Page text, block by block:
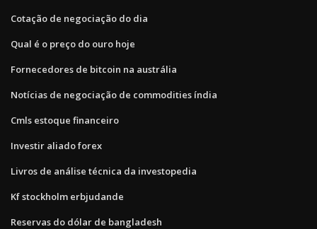
Cotação de negociação do dia
Qual é o preço do ouro hoje
Fornecedores de bitcoin na austrália
Notícias de negociação de commodities índia
Cmls estoque financeiro
Investir aliado forex
Livros de análise técnica da investopedia
Kf stockholm erbjudande
Reservas do dólar de bangladesh